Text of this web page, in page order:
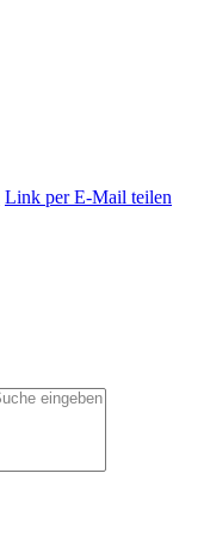
Link per E-Mail teilen